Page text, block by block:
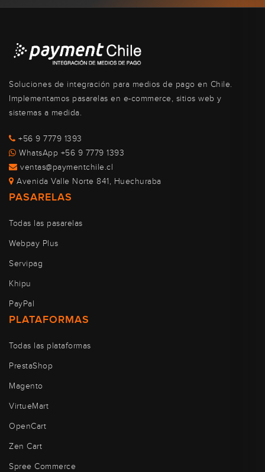
Soluciones de integración para medios de pago en Chile.
Implementamos pasarelas en e-commerce, sitios web y
sistemas a medida.
+56 9 7779 1393
WhatsApp +56 9 7779 1393
ventas@paymentchile.cl
Avenida Valle Norte 841, Huechuraba
PASARELAS
Todas las pasarelas
Webpay Plus
Servipag
Khipu
PayPal
PLATAFORMAS
Todas las plataformas
PrestaShop
Magento
VirtueMart
OpenCart
Zen Cart
Spree Commerce